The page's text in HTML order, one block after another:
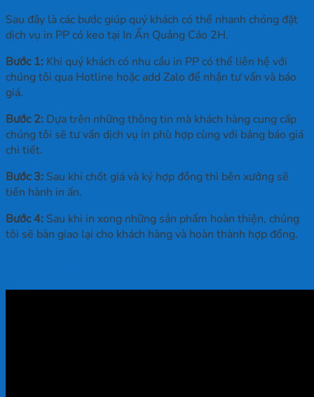
Sau đây là các bước giúp quý khách có thể nhanh chóng đặt
dịch vụ in PP có keo tại In Ấn Quảng Cáo 2H.
Bước 1: Khi quý khách có nhu cầu in PP có thể liên hệ với
chúng tôi qua Hotline hoặc add Zalo để nhận tư vấn và báo
giá.
Bước 2: Dựa trên những thông tin mà khách hàng cung cấp
chúng tôi sẽ tư vấn dịch vụ in phù hợp cùng với bảng báo giá
chi tiết.
Bước 3: Sau khi chốt giá và ký hợp đồng thì bên xưởng sẽ
tiến hành in ấn.
Bước 4: Sau khi in xong những sản phẩm hoàn thiện, chúng
tôi sẽ bàn giao lại cho khách hàng và hoàn thành hợp đồng.